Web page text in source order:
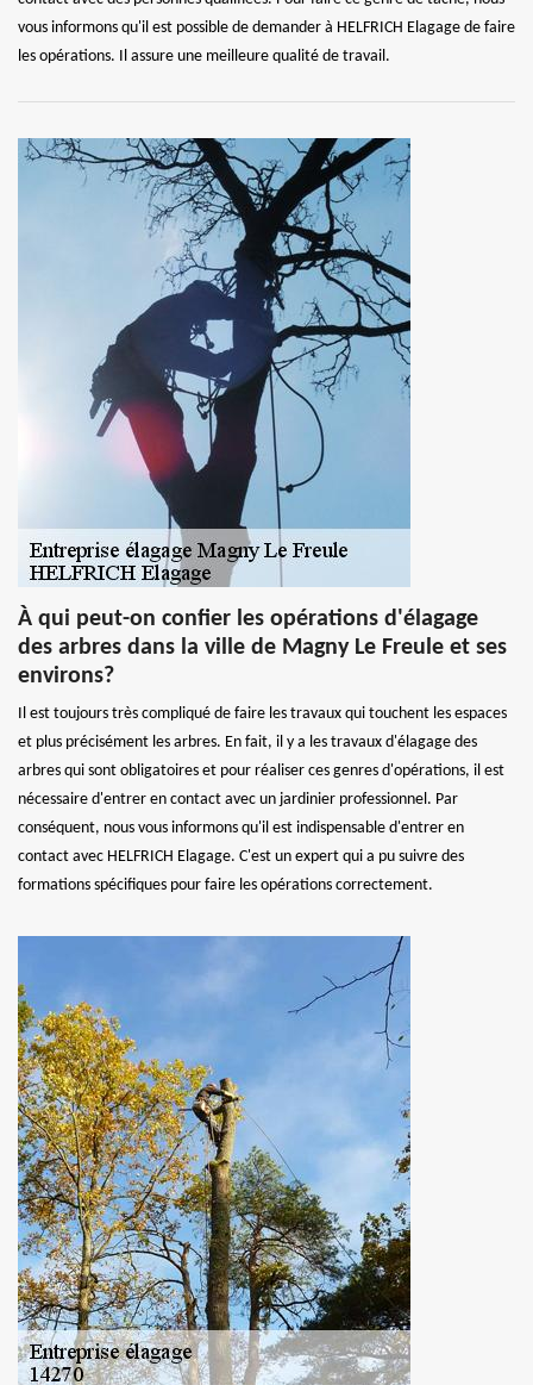
vous informons qu'il est possible de demander à HELFRICH Elagage de faire
les opérations. Il assure une meilleure qualité de travail.
À qui peut-on confier les opérations d'élagage
des arbres dans la ville de Magny Le Freule et ses
environs?
Il est toujours très compliqué de faire les travaux qui touchent les espaces
et plus précisément les arbres. En fait, il y a les travaux d'élagage des
arbres qui sont obligatoires et pour réaliser ces genres d'opérations, il est
nécessaire d'entrer en contact avec un jardinier professionnel. Par
conséquent, nous vous informons qu'il est indispensable d'entrer en
contact avec HELFRICH Elagage. C'est un expert qui a pu suivre des
formations spécifiques pour faire les opérations correctement.